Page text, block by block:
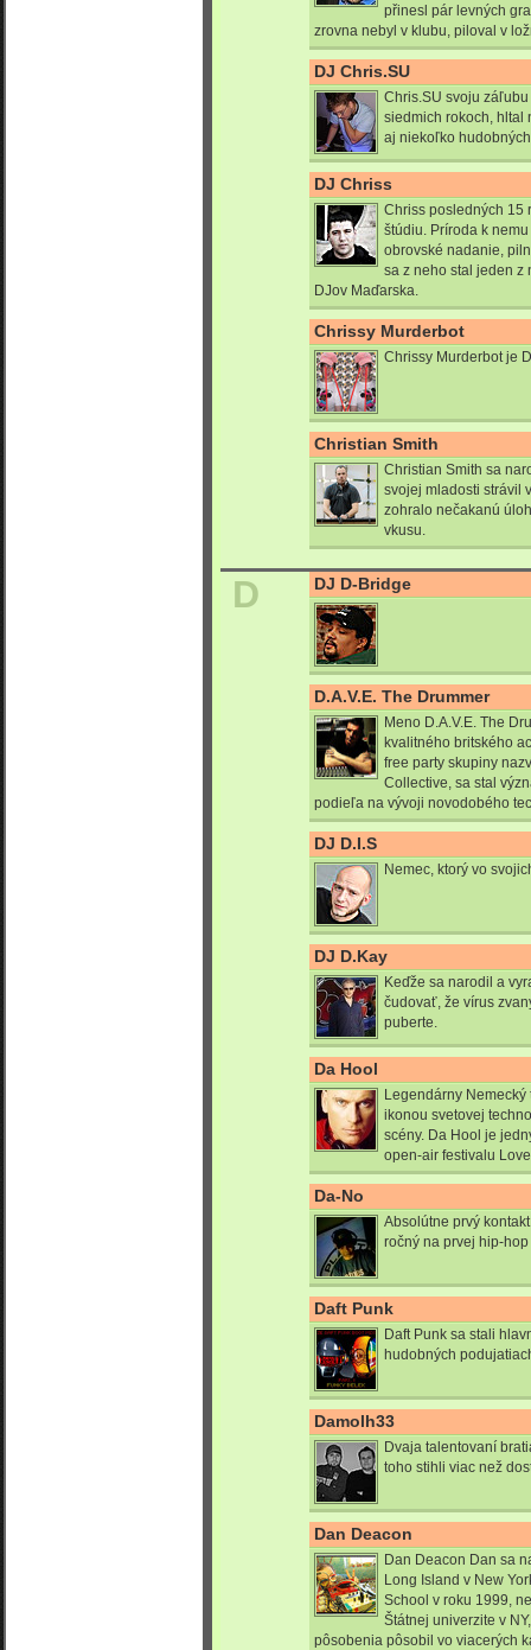
přinesl pár levných
zrovna nebyl v klubu, piloval v
DJ Chris.SU
Chris.SU svoju
siedmich rokoch, hltal
aj niekoľko
DJ Chriss
Chriss posledných 15
štúdiu. Príroda k
obrovské nadanie,
sa z neho stal jeden z
DJov Maďarska.
Chrissy Murderbot
Chrissy Murderbot je
Christian Smith
Christian Smith sa
svojej mladosti strávil
zohralo nečakanú
vkusu.
D DJ D-Bridge
D.A.V.E. The Drummer
Meno D.A.V.E. The
kvalitného britského
free party skupiny
Collective, sa stal
podieľa na vývoji novodobého
DJ D.I.S
Nemec, ktorý vo
DJ D.Kay
Keďže sa narodil a
čudovať, že vírus
puberte.
Da Hool
Legendárny
ikonou svetovej
scény. Da Hool je
open-air festivalu
Da-No
Absolútne prvý
ročný na prvej hip-
Daft Punk
Daft Punk sa stali
hudobných
Damolh33
Dvaja talentovaní
toho stihli viac než
Dan Deacon
Dan Deacon Dan sa
Long Island v New
School v roku 1999,
Štátnej univerzite v
pôsobenia pôsobil vo viacerých